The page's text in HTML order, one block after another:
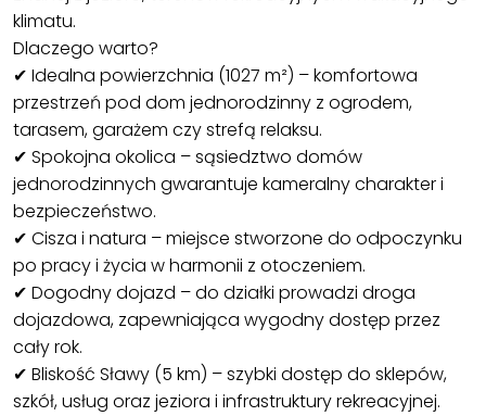
klimatu.
Dlaczego warto?
✔ Idealna powierzchnia (1027 m²) – komfortowa
przestrzeń pod dom jednorodzinny z ogrodem,
tarasem, garażem czy strefą relaksu.
✔ Spokojna okolica – sąsiedztwo domów
jednorodzinnych gwarantuje kameralny charakter i
bezpieczeństwo.
✔ Cisza i natura – miejsce stworzone do odpoczynku
po pracy i życia w harmonii z otoczeniem.
✔ Dogodny dojazd – do działki prowadzi droga
dojazdowa, zapewniająca wygodny dostęp przez
cały rok.
✔ Bliskość Sławy (5 km) – szybki dostęp do sklepów,
szkół, usług oraz jeziora i infrastruktury rekreacyjnej.